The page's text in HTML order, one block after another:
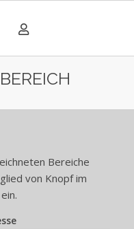
Bereiche
von Knopf im